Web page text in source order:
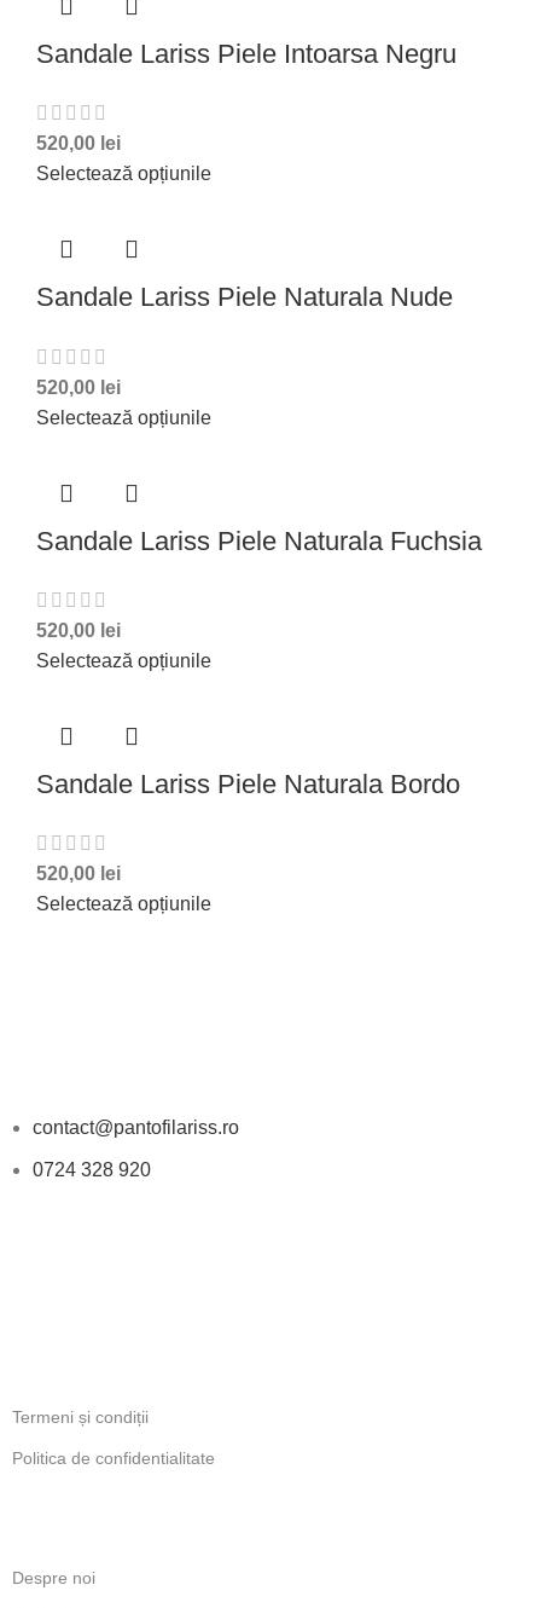
Sandale Lariss Piele Intoarsa Negru
520,00 lei
Selectează opțiunile
Sandale Lariss Piele Naturala Nude
520,00 lei
Selectează opțiunile
Sandale Lariss Piele Naturala Fuchsia
520,00 lei
Selectează opțiunile
Sandale Lariss Piele Naturala Bordo
520,00 lei
Selectează opțiunile
contact@pantofilariss.ro
0724 328 920
Termeni și condiții
Politica de confidentialitate
Despre noi